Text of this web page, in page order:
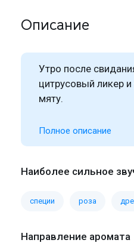
Описание
Утро после
цитрусовый ликер
мяту.
Полное описание
Наиболее сильное
специи роза
Направление аромата